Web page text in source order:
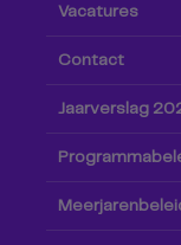
Vacatures
Contact
Jaarverslag